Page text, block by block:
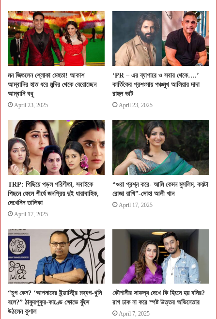
মন জিতলেন শ্লোকা মেহতা! আকাশ
আম্বানির হাত ধরে মন্দির থেকে বেরোচ্ছেন
আম্বানি বধূ
April 23, 2025
‘PR – এর ব্যাপারে ও সবার থেকে….’
কার্তিকের প্রশংসায় পঞ্চমুখ আলিয়ার দাদা
রাহুল ভাট
April 23, 2025
TRP: পিছিয়ে পড়ল পরিণীতা, সবাইকে
পিছনে ফেলে শীর্ষে জনপ্রিয় দুই ধারাবাহিক,
দেখেনিন তালিকা
April 17, 2025
“ওরা প্রশ্ন করে- আমি কেমন মুসলিম, কয়টা
রোজা রাখি”-সোহা আলী খান
April 17, 2025
“চুপ কেন? ‘আপনাদের ইন্ডাস্ট্রি মদ্যপ-খুনি
বলে?” ঠাকুরপুকুর-কাণ্ডে ক্ষোভে ফুঁসে
উঠলেন কুণাল
কৌশানীর সাফল্য দেখে কি হিংসে হয় বনির?
রাগ ঢাক না করে স্পষ্ট উত্তর অভিনেতার
April 7, 2025